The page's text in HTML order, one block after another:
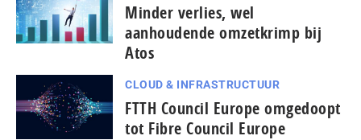
Minder verlies, wel
aanhoudende omzetkrimp bij
Atos
CLOUD & INFRASTRUCTUUR
FTTH Council Europe omgedoopt
tot Fibre Council Europe